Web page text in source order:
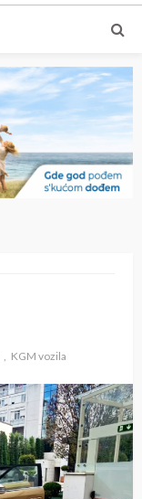
KGM vozila